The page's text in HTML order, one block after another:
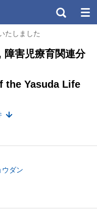
たしました
障害児療育関連分
the Yasuda Life
ウダン